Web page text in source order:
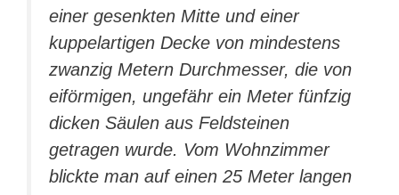
einer gesenkten Mitte und einer
kuppelartigen Decke von mindestens
zwanzig Metern Durchmesser, die von
eiförmigen, ungefähr ein Meter fünfzig
dicken Säulen aus Feldsteinen
getragen wurde. Vom Wohnzimmer
blickte man auf einen 25 Meter langen